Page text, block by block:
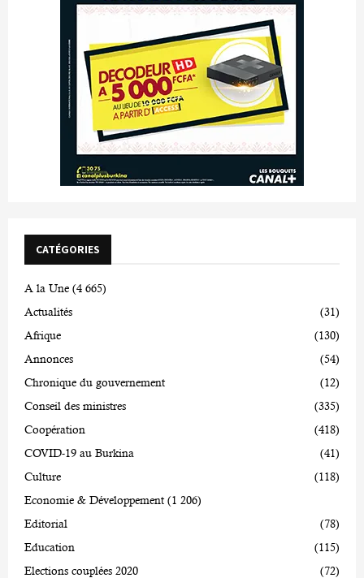
CATÉGORIES
A la Une (4 665)
Actualités
(31)
Afrique
(130)
Annonces
(54)
Chronique du gouvernement
(12)
Conseil des ministres
(335)
Coopération
(418)
COVID-19 au Burkina
(41)
Culture
(118)
Economie & Développement (1 206)
Editorial
(78)
Education
(115)
Elections couplées 2020
(72)